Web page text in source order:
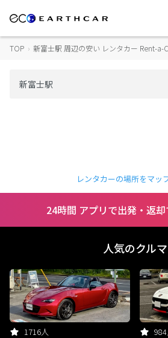
TOP › 新富士駅 周辺の安い レンタカー Rent-a-
レンタカーの場所をマッ
24時間 アプリで出発・返
人気のクルマ
1716人